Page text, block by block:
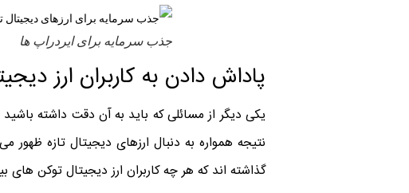
جذب سرمایه برای ایردراپ ها
پاداش دادن به کاربران ارز
یکی دیگر از مسائلی که باید به آن دقت داشته
نتیجه همواره به دنبال ارزهای دیجیتال تازه ظهور
گذاشته اند که هر چه کاربران ارز دیجیتال توکن